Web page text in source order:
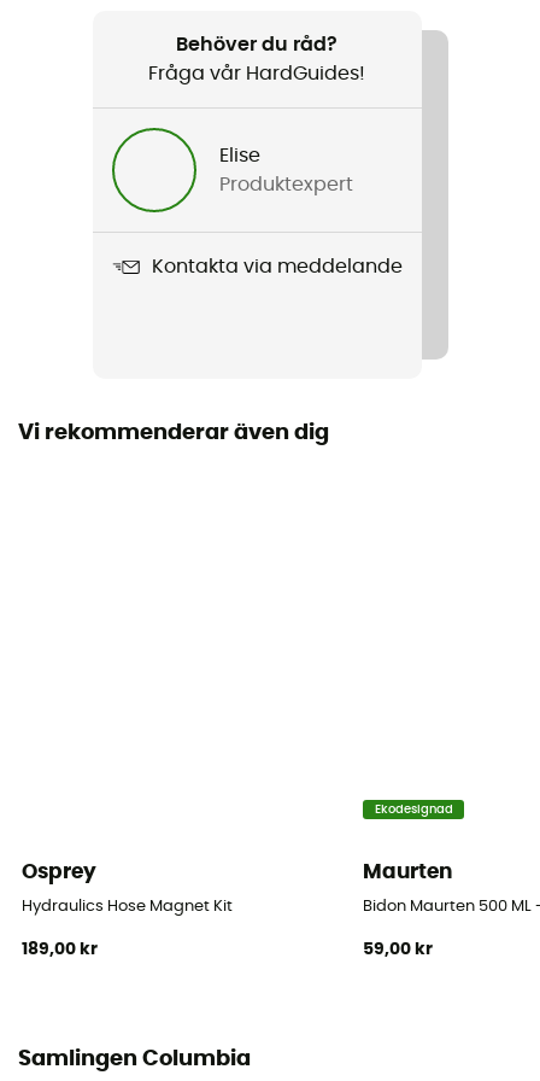
Vandring / Resa / Den dagliga
Produktnamn
Behöver du råd?
Fråga vår HardGuides!
Elise
Produktexpert
Kontakta via meddelande
Vi rekommenderar även dig
Osprey
Hydraulics Hose Magnet Kit
189,00 kr
Ekodesignad
Maurten
Bidon Maurten 500 ML
59,00 kr
Samlingen Columbia